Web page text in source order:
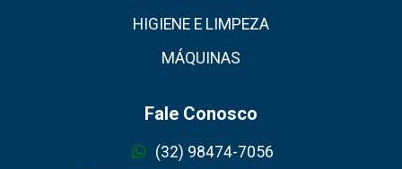
HIGIENE E LIMPEZA
MÁQUINAS
Fale Conosco
(32) 98474-7056